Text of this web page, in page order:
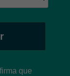
que